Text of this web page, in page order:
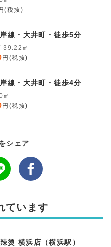
(税抜)
線・大井町・徒歩5分
/ 39.22㎡
円(税抜)
線・大井町・徒歩4分
㎡
円(税抜)
シェア
ています
烫 横浜店（横浜駅）